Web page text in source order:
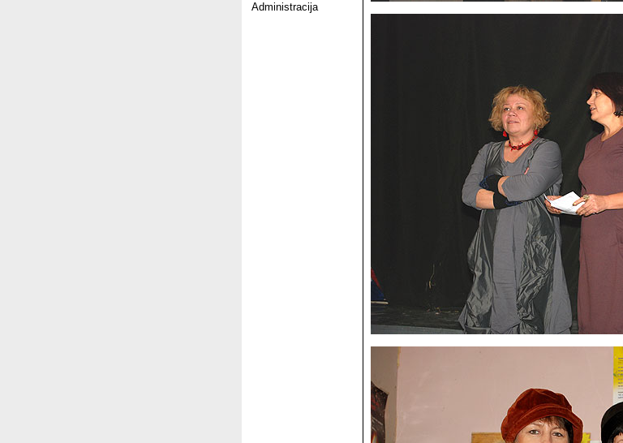
Administracija